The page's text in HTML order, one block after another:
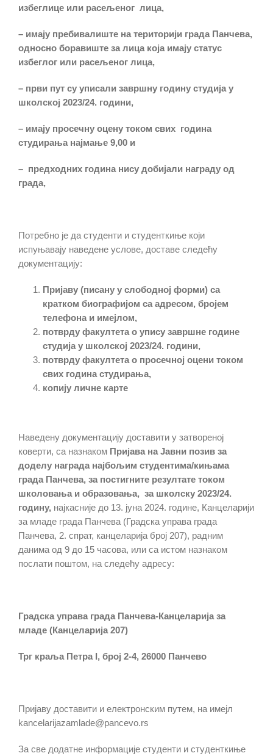
избеглице или расељеног лица,
– имају пребивалиште на територији града Панчева,
односно боравиште за лица која имају статус
избеглог или расељеног лица,
– први пут су уписали завршну годину студија у
школској 2023/24. години,
– имају просечну оцену током свих година
студирања најмање 9,00 и
– предходних година нису добијали награду од
града,
Потребно је да студенти и студенткиње који
испуњавају наведене услове, доставе следећу
документацију:
Пријаву (писану у слободној форми) са
кратком биографијом са адресом, бројем
телефона и имејлом,
потврду факултета о упису завршне године
студија у школској 2023/24. години,
потврду факултета о просечној оцени током
свих година студирања,
копију личне карте
Наведену документацију доставити у затвореној
коверти, са назнаком Пријава на Јавни позив за
доделу награда најбољим студентима/кињама
града Панчева, за постигните резултате током
школовања и образовања, за школску 2023/24.
годину, најкасније до 13. јуна 2024. године, Канцеларији
за младе града Панчева (Градска управа града
Панчева, 2. спрат, канцеларија број 207), радним
данима од 9 до 15 часова, или са истом назнаком
послати поштом, на следећу адресу:
Градска управа града Панчева-Канцеларија за
младе (Канцеларија 207)
Трг краља Петра I, број 2-4, 26000 Панчево
Пријаву доставити и електронским путем, на имејл
kancelarijazamlade@pancevo.rs
За све додатне информације студенти и студенткиње